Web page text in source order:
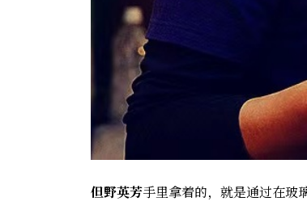
但野英芳手里拿着的，就是通过在玻